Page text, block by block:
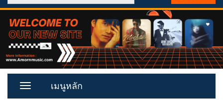
Toggle
เมนูหลัก